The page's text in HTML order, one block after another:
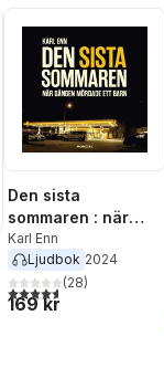
röster:
Den sista
sommaren : när
gängen mördade
ett barn
Karl Enn
Ljudbok 2024
4,6utav 5 stjärnor. Totalt
(28)
169 kr